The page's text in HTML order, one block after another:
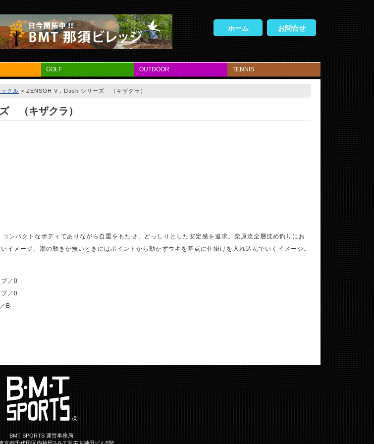
ホーム お問合せ
GOLF OUTDOOR TENNIS
クル > ZENSOH V．Dash シリーズ （キザクラ）
（キザクラ）
ンパクトなボディでありながら自重をもたせ、どっしりとした安定感を追求。柴原流全層沈め釣りにお
イメージ。潮の動きが無いときにはポイントから動かずウキを基点に仕掛けを入れ込んでいくイメージ。
／0
／0
B
BMT SPORTS 運営事務局